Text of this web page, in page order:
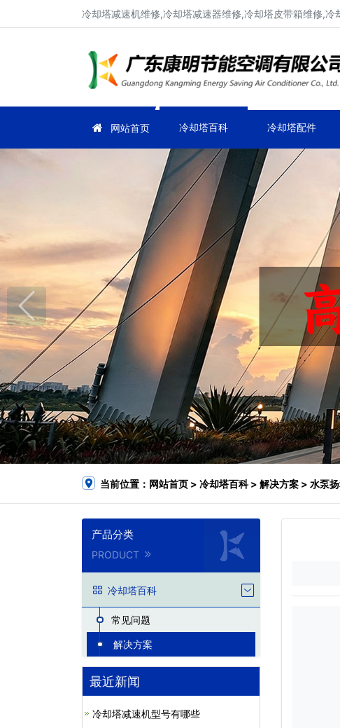
冷却塔减速机维修,冷却塔减速器维修,冷却塔皮带箱维修,冷
网站首页 冷却塔百科 冷却塔配件
当前位置： 网站首页 > 冷却塔百科> 解决方案 > 水泵
产品分类
PRODUCT
冷却塔百科
常见问题
解决方案
最近新闻
冷却塔减速机型号有哪些